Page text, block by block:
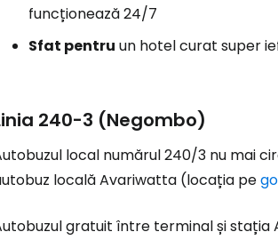
funcționează 24/7
Sfat pentru un hotel curat super
240-3 (Negombo)
local numărul 240/3 nu mai
locală Avariwatta (locația pe
gratuit între terminal și stația